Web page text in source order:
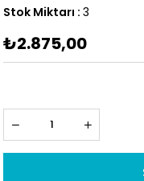
Stok Miktarı : 3
₺2.875,00